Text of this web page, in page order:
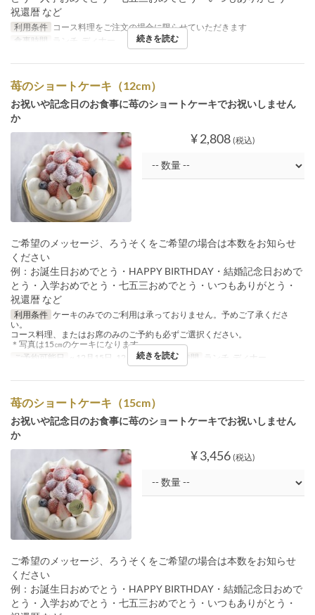
祝還暦 など
利用条件
コース料理をご注文の場合に限らせていただきます
食事時間
ランチ, ディナー 続きを読む
苺のショートケーキ（12cm）
お祝いや記念日のお食事に苺のショートケーキでお祝いしません
か
¥ 2,808 (税込)
ご希望のメッセージ、ろうそくをご希望の場合は本数をお知らせ
ください
例：お誕生日おめでとう・HAPPY BIRTHDAY・結婚記念日おめで
とう・入学おめでとう・七五三おめでとう・いつもありがとう・
祝還暦 など
利用条件 ケーキのみでのご利用は承っておりません。予めご了承くださ
い。
コース料理、またはお席のみのご予約も必ずご選択ください。
＊写真は15㎝のケーキになります。
ご予約可能日
~ 12月15日, 12月28日 ~ 食事時間 ランチ, ディナー
続きを読む
苺のショートケーキ（15cm）
お祝いや記念日のお食事に苺のショートケーキでお祝いしません
か
¥ 3,456 (税込)
ご希望のメッセージ、ろうそくをご希望の場合は本数をお知らせ
ください
例：お誕生日おめでとう・HAPPY BIRTHDAY・結婚記念日おめで
とう・入学おめでとう・七五三おめでとう・いつもありがとう・